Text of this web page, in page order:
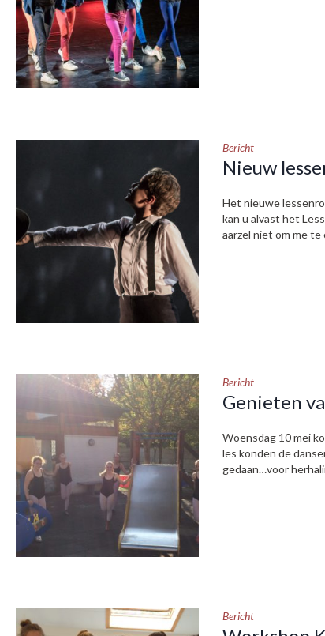
Bericht
Nieuw
Het nieuwe
kan u alvast het
aarzel niet om me
Bericht
Genieten
Woensdag 10 mei
les konden de
gedaan…voor
Bericht